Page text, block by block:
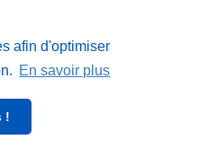
afin d'optimiser
En savoir plus
!